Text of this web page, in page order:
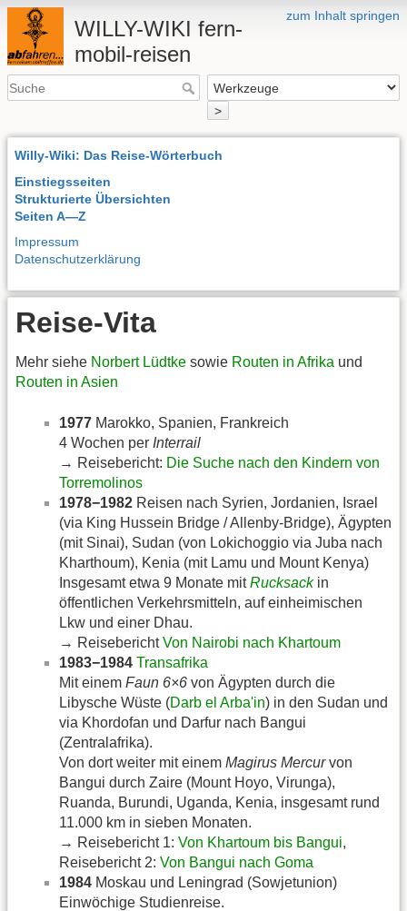
zum Inhalt springen
WILLY-WIKI fern-
mobil-reisen
>
Willy-Wiki: Das Reise-Wörterbuch
Einstiegsseiten
Strukturierte Übersichten
Seiten A—Z
Impressum
Datenschutzerklärung
Reise-Vita
Mehr siehe Norbert Lüdtke sowie Routen in Afrika und
Routen in Asien
1977 Marokko, Spanien, Frankreich
4 Wochen per Interrail
→ Reisebericht: Die Suche nach den Kindern von
Torremolinos
1978−1982 Reisen nach Syrien, Jordanien, Israel
(via King Hussein Bridge / Allenby-Bridge), Ägypten
(mit Sinai), Sudan (von Lokichoggio via Juba nach
Kharthoum), Kenia (mit Lamu und Mount Kenya)
Insgesamt etwa 9 Monate mitRucksackin
öffentlichen Verkehrsmitteln, auf einheimischen
Lkw und einer Dhau.
→ ReiseberichtVon Nairobi nach Khartoum
1983−1984 Transafrika
Mit einem Faun 6×6 von Ägypten durch die
Libysche Wüste (Darb el Arba'in) in den Sudan und
via Khordofan und Darfur nach Bangui
(Zentralafrika).
Von dort weiter mit einem Magirus Mercurvon
Bangui durch Zaire (Mount Hoyo, Virunga),
Ruanda, Burundi, Uganda, Kenia, insgesamt rund
11.000 km in sieben Monaten.
→ Reisebericht 1: Von Khartoum bis Bangui,
Reisebericht 2: Von Bangui nach Goma
1984 Moskau und Leningrad (Sowjetunion)
Einwöchige Studienreise.